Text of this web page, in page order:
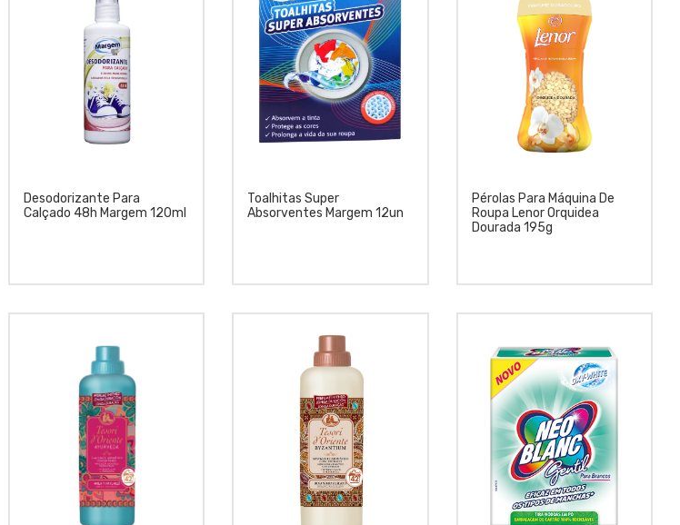
Desodorizante Para
Calçado 48h Margem 120ml
Toalhitas Super
Absorventes Margem 12un
Pérolas Para Máquina De
Roupa Lenor Orquidea
Dourada 195g